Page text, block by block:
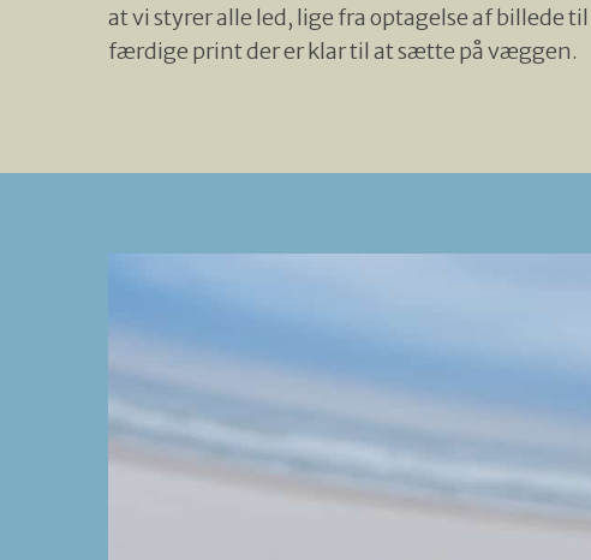
at vi styrer alle led, lige fra optagelse af billede
færdige print der er klar til at sætte på væggen.